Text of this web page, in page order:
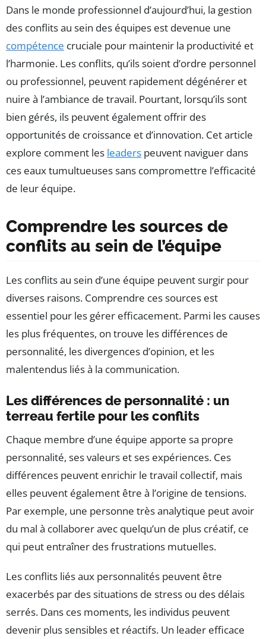
Dans le monde professionnel d’aujourd’hui, la gestion
des conflits au sein des équipes est devenue une
compétence cruciale pour maintenir la productivité et
l’harmonie. Les conflits, qu’ils soient d’ordre personnel
ou professionnel, peuvent rapidement dégénérer et
nuire à l’ambiance de travail. Pourtant, lorsqu’ils sont
bien gérés, ils peuvent également offrir des
opportunités de croissance et d’innovation. Cet article
explore comment les leaders peuvent naviguer dans
ces eaux tumultueuses sans compromettre l’efficacité
de leur équipe.
Comprendre les sources de
conflits au sein de l’équipe
Les conflits au sein d’une équipe peuvent surgir pour
diverses raisons. Comprendre ces sources est
essentiel pour les gérer efficacement. Parmi les causes
les plus fréquentes, on trouve les différences de
personnalité, les divergences d’opinion, et les
malentendus liés à la communication.
Les différences de personnalité : un
terreau fertile pour les conflits
Chaque membre d’une équipe apporte sa propre
personnalité, ses valeurs et ses expériences. Ces
différences peuvent enrichir le travail collectif, mais
elles peuvent également être à l’origine de tensions.
Par exemple, une personne très analytique peut avoir
du mal à collaborer avec quelqu’un de plus créatif, ce
qui peut entraîner des frustrations mutuelles.
Les conflits liés aux personnalités peuvent être
exacerbés par des situations de stress ou des délais
serrés. Dans ces moments, les individus peuvent
devenir plus sensibles et réactifs. Un leader efficace